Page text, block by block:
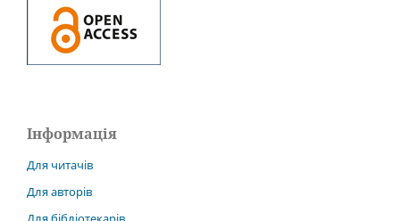
Інформація
Для читачів
Для авторів